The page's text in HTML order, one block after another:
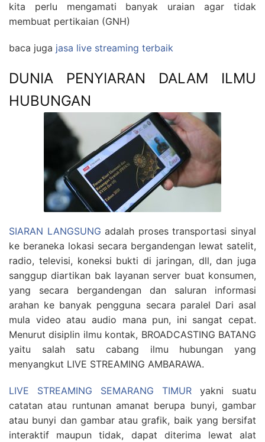
kita perlu mengamati banyak uraian agar tidak
membuat pertikaian (GNH)
baca juga jasa live streaming terbaik
DUNIA PENYIARAN DALAM ILMU
HUBUNGAN
SIARAN LANGSUNG adalah proses transportasi sinyal
ke beraneka lokasi secara bergandengan lewat satelit,
radio, televisi, koneksi bukti di jaringan, dll, dan juga
sanggup diartikan bak layanan server buat konsumen,
yang secara bergandengan dan saluran informasi
arahan ke banyak pengguna secara paralel Dari asal
mula video atau audio mana pun, ini sangat cepat.
Menurut disiplin ilmu kontak, BROADCASTING BATANG
yaitu salah satu cabang ilmu hubungan yang
menyangkut LIVE STREAMING AMBARAWA.
LIVE STREAMING SEMARANG TIMUR yakni suatu
catatan atau runtunan amanat berupa bunyi, gambar
atau bunyi dan gambar atau grafik, baik yang bersifat
interaktif maupun tidak, dapat diterima lewat alat